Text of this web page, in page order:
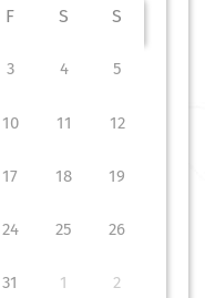
F S S
3 4 5
10 11 12
17 18 19
24 25 26
31 1 2